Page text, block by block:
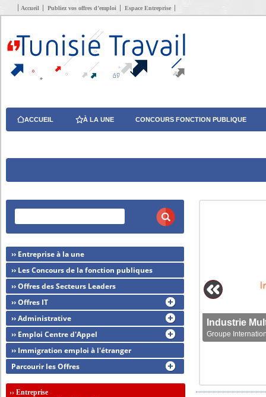
Accueil Publiez vos offres d’emploi Espace Entreprise
ACCUEIL À LA UNE CONCOURS FONCTION PUBLIQUE
Groupe
›› Entreprise à la une
›› Les Concours de la fonction publiques
›› Offres des Secteurs Leaders
›› Offres IT
›› Administrative
›› Emploi Centre d'Appel
›› Immigration emploi à l'étranger
Parcourir les Offres
››Entreprise